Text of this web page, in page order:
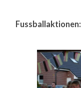
Fussballaktionen: